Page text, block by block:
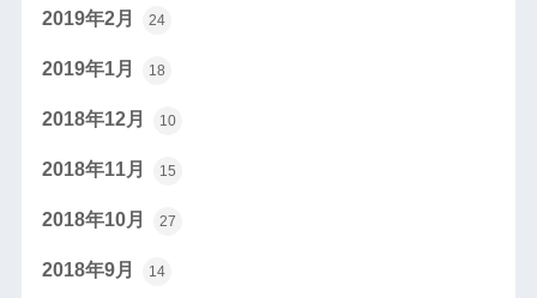
2019年2月 24
2019年1月 18
2018年12月 10
2018年11月 15
2018年10月 27
2018年9月 14